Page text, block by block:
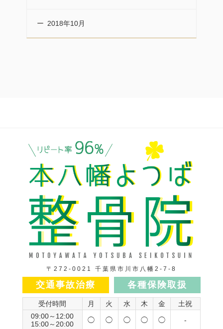
2018年10月
〒272-0021 千葉県市川市八幡2-7-8
交通事故治療 各種保険取扱
受付時間 月 火 水 木 金
土祝
09:00～12:00
15:00～20:00
◯ ◯ ◯ ◯ ◯ -